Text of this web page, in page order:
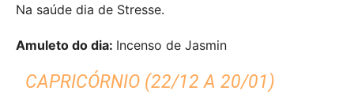
Na saúde dia de Stresse.
Amuleto do dia: Incenso de Jasmin
CAPRICÓRNIO (22/12 A 20/01)